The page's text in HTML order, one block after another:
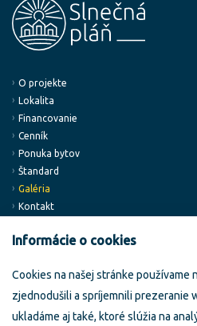
O projekte
Lokalita
Financovanie
Cenník
Ponuka bytov
Štandard
Galéria
Kontakt
Developer:
Building Service, a.s.
Miletičova 5/B
82108 Bratislava
Informácie o cookies
Cookies na našej stránke používame
zjednodušili a spríjemnili prezeranie
ukladáme aj také, ktoré slúžia na